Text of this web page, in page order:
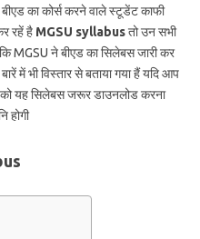
का कोर्स करने वाले स्टूडेंट काफी
रहें है MGSU syllabusतो उन सभी
MGSU ने बीएड का सिलेबस जारी कर
में भी विस्तार से बताया गया हैं यदि आप
यह सिलेबस जरूर डाउनलोड करना
होगी